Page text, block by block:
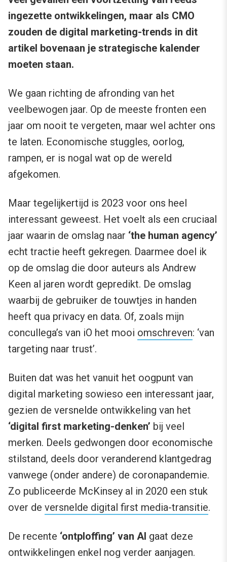
ingezette ontwikkelingen, maar als CMO
zouden de digital marketing-trends in dit
artikel bovenaan je strategische kalender
moeten staan.
We gaan richting de afronding van het
veelbewogen jaar. Op de meeste fronten een
jaar om nooit te vergeten, maar wel achter ons
te laten. Economische stuggles, oorlog,
rampen, er is nogal wat op de wereld
afgekomen.
Maar tegelijkertijd is 2023 voor ons heel
interessant geweest. Het voelt als een cruciaal
jaar waarin de omslag naar ‘the human agency’
echt tractie heeft gekregen. Daarmee doel ik
op de omslag die door auteurs als Andrew
Keen al jaren wordt gepredikt. De omslag
waarbij de gebruiker de touwtjes in handen
heeft qua privacy en data. Of, zoals mijn
concullega’s van iO het mooi omschreven: ‘van
targeting naar trust’.
Buiten dat was het vanuit het oogpunt van
digital marketing sowieso een interessant jaar,
gezien de versnelde ontwikkeling van het
‘digital first marketing-denken’ bij veel
merken. Deels gedwongen door economische
stilstand, deels door veranderend klantgedrag
vanwege (onder andere) de coronapandemie.
Zo publiceerde McKinsey al in 2020 een stuk
over de versnelde digital first media-transitie.
De recente ‘ontploffing’ van AI gaat deze
ontwikkelingen enkel nog verder aanjagen.